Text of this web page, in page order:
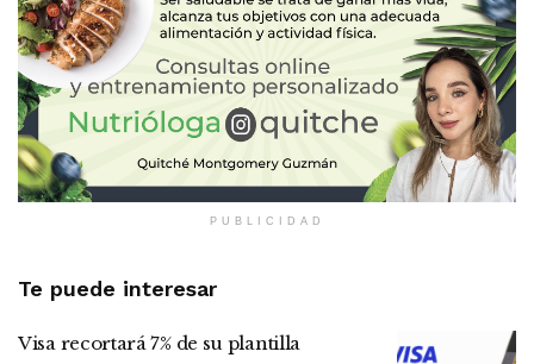
PUBLICIDAD
Te puede interesar
Visa recortará 7% de su plantilla